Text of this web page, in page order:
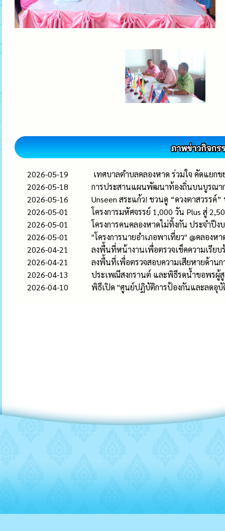
2026-05-19
เทศบาลตำบลคลองหาด ร่วมใจ คัดแยก
2026-05-18
การประสานแผนพัฒนาท้องถิ่นบนบูรณาก
2026-05-16
Unseen สระแก้ว! ชวนดู “ดวงตาสวรรค์
2026-05-01
โครงการมหัศจรรย์ 1,000 วัน Plus สู่
2026-05-01
โครงการคนคลองหาดไม่ทิ้งกัน ประจำปี
2026-05-01
"โครงการนายอำเภอพาเที่ยว" @คลองหา
2026-04-21
ลงพื้นที่หน้างานเพื่อตรวจเช็คความเรีย
2026-04-21
ลงพื้นที่เพื่อตรวจสอบความเสียหายด้านก
2026-04-13
ประเพณีสงกรานต์ และพิธีรดน้ำขอพรผู้
2026-04-10
พิธีเปิด "ศูนย์ปฏิบัติการป้องกันและลดอุบั